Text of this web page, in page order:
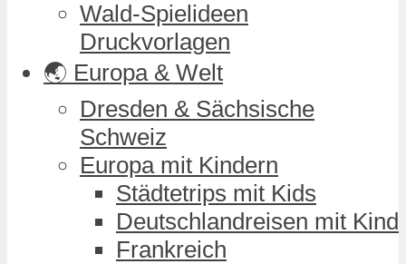
Wald-Spielideen
Druckvorlagen
🌏 Europa & Welt
Dresden & Sächsische
Schweiz
Europa mit Kindern
Städtetrips mit Kids
Deutschlandreisen mit Kind
Frankreich